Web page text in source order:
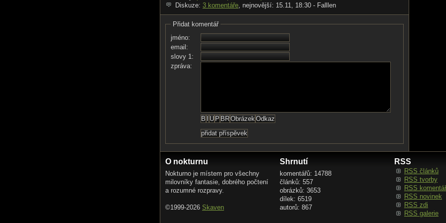
Diskuze: 3 komentáře, nejnovější: 15.11, 18:30 - Falllen
Přidat komentář
jméno:
email:
slovy 1:
zpráva:
O nokturnu
Nokturno je místem pro všechny
milovníky fantasie, dobrého počtení
a rozumné rozpravy.
©1999-2026 Skaven
Shrnutí
komentářů: 14788
článků: 557
obrázků: 3653
dílek: 6519
autorů: 867
RSS
RSS článků
RSS tvorby
RSS
RSS novinek
RSS zdi
RSS galerie